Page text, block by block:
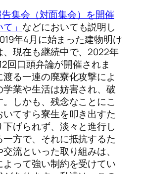
告集会（対面集会）を開催
」 などにおいても説明し
年4月に始まった建物明け
、現在も継続中で、2022年
回口頭弁論が開催されま
る一連の廃寮化攻撃によ
学業や生活は妨害され、破
しかも、残念なことにこ
てすら寮生を叩き出すた
げられず、淡々と進行し
方で、それに抵抗するた
流といった取り組みは、
よって強い制約を受けてい